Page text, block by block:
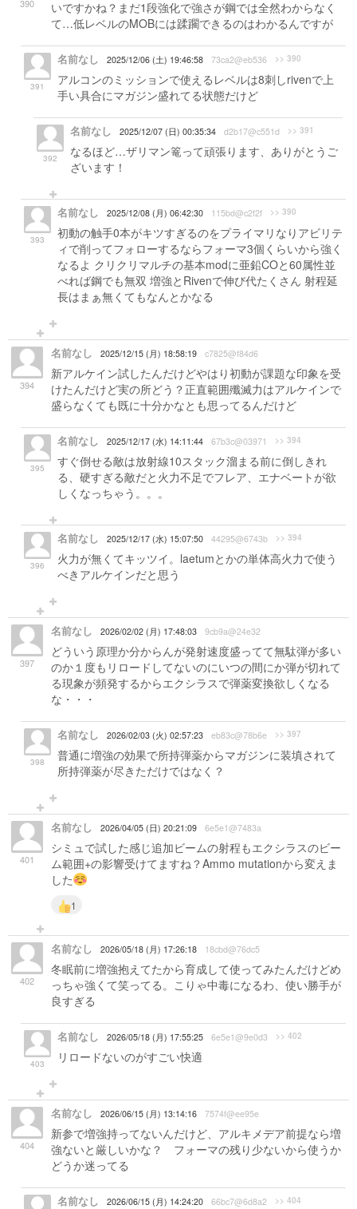
390
いですかね？まだ1段強化で強さが鋼では全然わからなく
て…低レベルのMOBには蹂躙できるのはわかるんですが
391
名前なし 2025/12/06 (土) 19:46:58 73ca2@eb536 >> 390
アルコンのミッションで使えるレベルは8刺しrivenで上
手い具合にマガジン盛れてる状態だけど
392
名前なし 2025/12/07 (日) 00:35:34 d2b17@c551d >> 391
なるほど…ザリマン篭って頑張ります、ありがとうご
ざいます！
393
名前なし 2025/12/08 (月) 06:42:30 115bd@c2f2f >> 390
初動の触手0本がキツすぎるのをプライマリなりアビリテ
ィで削ってフォローするならフォーマ3個くらいから強く
なるよ クリクリマルチの基本modに亜鉛COと60属性並
べれば鋼でも無双 増強とRivenで伸び代たくさん 射程延
長はまぁ無くてもなんとかなる
394
名前なし 2025/12/15 (月) 18:58:19 c7825@f84d6
新アルケイン試したんだけどやはり初動が課題な印象を受
けたんだけど実の所どう？正直範囲殲滅力はアルケインで
盛らなくても既に十分かなとも思ってるんだけど
395
名前なし 2025/12/17 (水) 14:11:44 67b3c@03971 >> 394
すぐ倒せる敵は放射線10スタック溜まる前に倒しきれ
る、硬すぎる敵だと火力不足でフレア、エナベートが欲
しくなっちゃう。。。
396
名前なし 2025/12/17 (水) 15:07:50 44295@6743b >> 394
火力が無くてキッツイ。laetumとかの単体高火力で使う
べきアルケインだと思う
397
名前なし 2026/02/02 (月) 17:48:03 9cb9a@24e32
どういう原理か分からんが発射速度盛ってて無駄弾が多い
のか１度もリロードしてないのにいつの間にか弾が切れて
る現象が頻発するからエクシラスで弾薬変換欲しくなる
な・・・
398
名前なし 2026/02/03 (火) 02:57:23 eb83c@78b6e >> 397
普通に増強の効果で所持弾薬からマガジンに装填されて
所持弾薬が尽きただけではなく？
401
名前なし 2026/04/05 (日) 20:21:09 6e5e1@7483a
シミュで試した感じ追加ビームの射程もエクシラスのビー
ム範囲+の影響受けてますね？Ammo mutationから変えま
した
1
402
名前なし 2026/05/18 (月) 17:26:18 18cbd@76dc5
冬眠前に増強抱えてたから育成して使ってみたんだけどめ
っちゃ強くて笑ってる。こりゃ中毒になるわ、使い勝手が
良すぎる
403
名前なし 2026/05/18 (月) 17:55:25 6e5e1@9e0d3 >> 402
リロードないのがすごい快適
404
名前なし 2026/06/15 (月) 13:14:16 7574f@ee95e
新参で増強持ってないんだけど、アルキメデア前提なら増
強ないと厳しいかな？ フォーマの残り少ないから使うか
どうか迷ってる
名前なし 2026/06/15 (月) 14:24:20 66bc7@6d8a2 >> 404